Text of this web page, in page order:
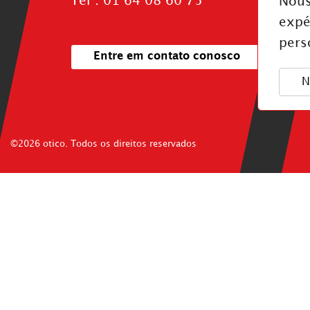
Entre em contato conosco
©2026 otico. Todos os direitos reservados